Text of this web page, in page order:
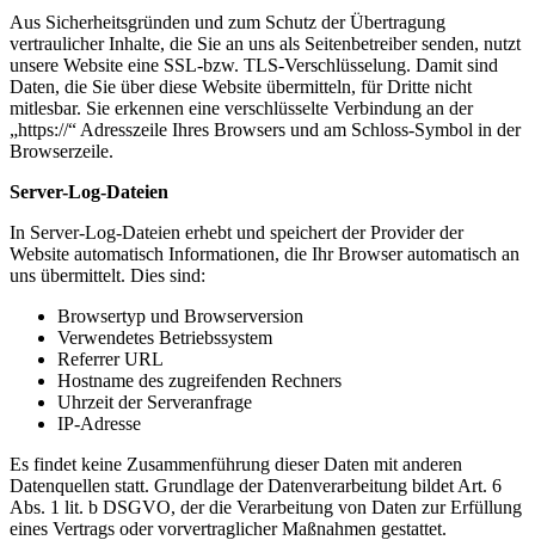
Aus Sicherheitsgründen und zum Schutz der Übertragung
vertraulicher Inhalte, die Sie an uns als Seitenbetreiber senden, nutzt
unsere Website eine SSL-bzw. TLS-Verschlüsselung. Damit sind
Daten, die Sie über diese Website übermitteln, für Dritte nicht
mitlesbar. Sie erkennen eine verschlüsselte Verbindung an der
„https://“ Adresszeile Ihres Browsers und am Schloss-Symbol in der
Browserzeile.
Server-Log-Dateien
In Server-Log-Dateien erhebt und speichert der Provider der
Website automatisch Informationen, die Ihr Browser automatisch an
uns übermittelt. Dies sind:
Browsertyp und Browserversion
Verwendetes Betriebssystem
Referrer URL
Hostname des zugreifenden Rechners
Uhrzeit der Serveranfrage
IP-Adresse
Es findet keine Zusammenführung dieser Daten mit anderen
Datenquellen statt. Grundlage der Datenverarbeitung bildet Art. 6
Abs. 1 lit. b DSGVO, der die Verarbeitung von Daten zur Erfüllung
eines Vertrags oder vorvertraglicher Maßnahmen gestattet.